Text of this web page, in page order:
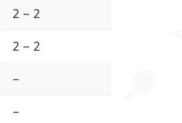
2 – 2
2 – 2
–
–